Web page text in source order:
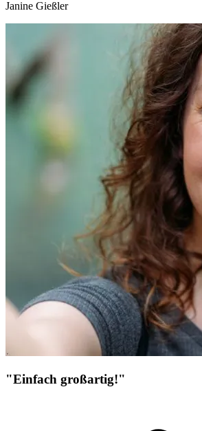
Janine Gießler
"Einfach großartig!"